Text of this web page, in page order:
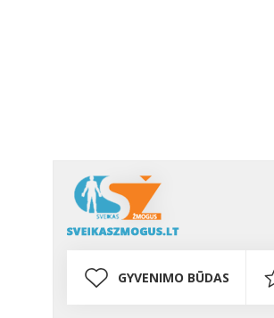
GYVENIMO BŪDAS